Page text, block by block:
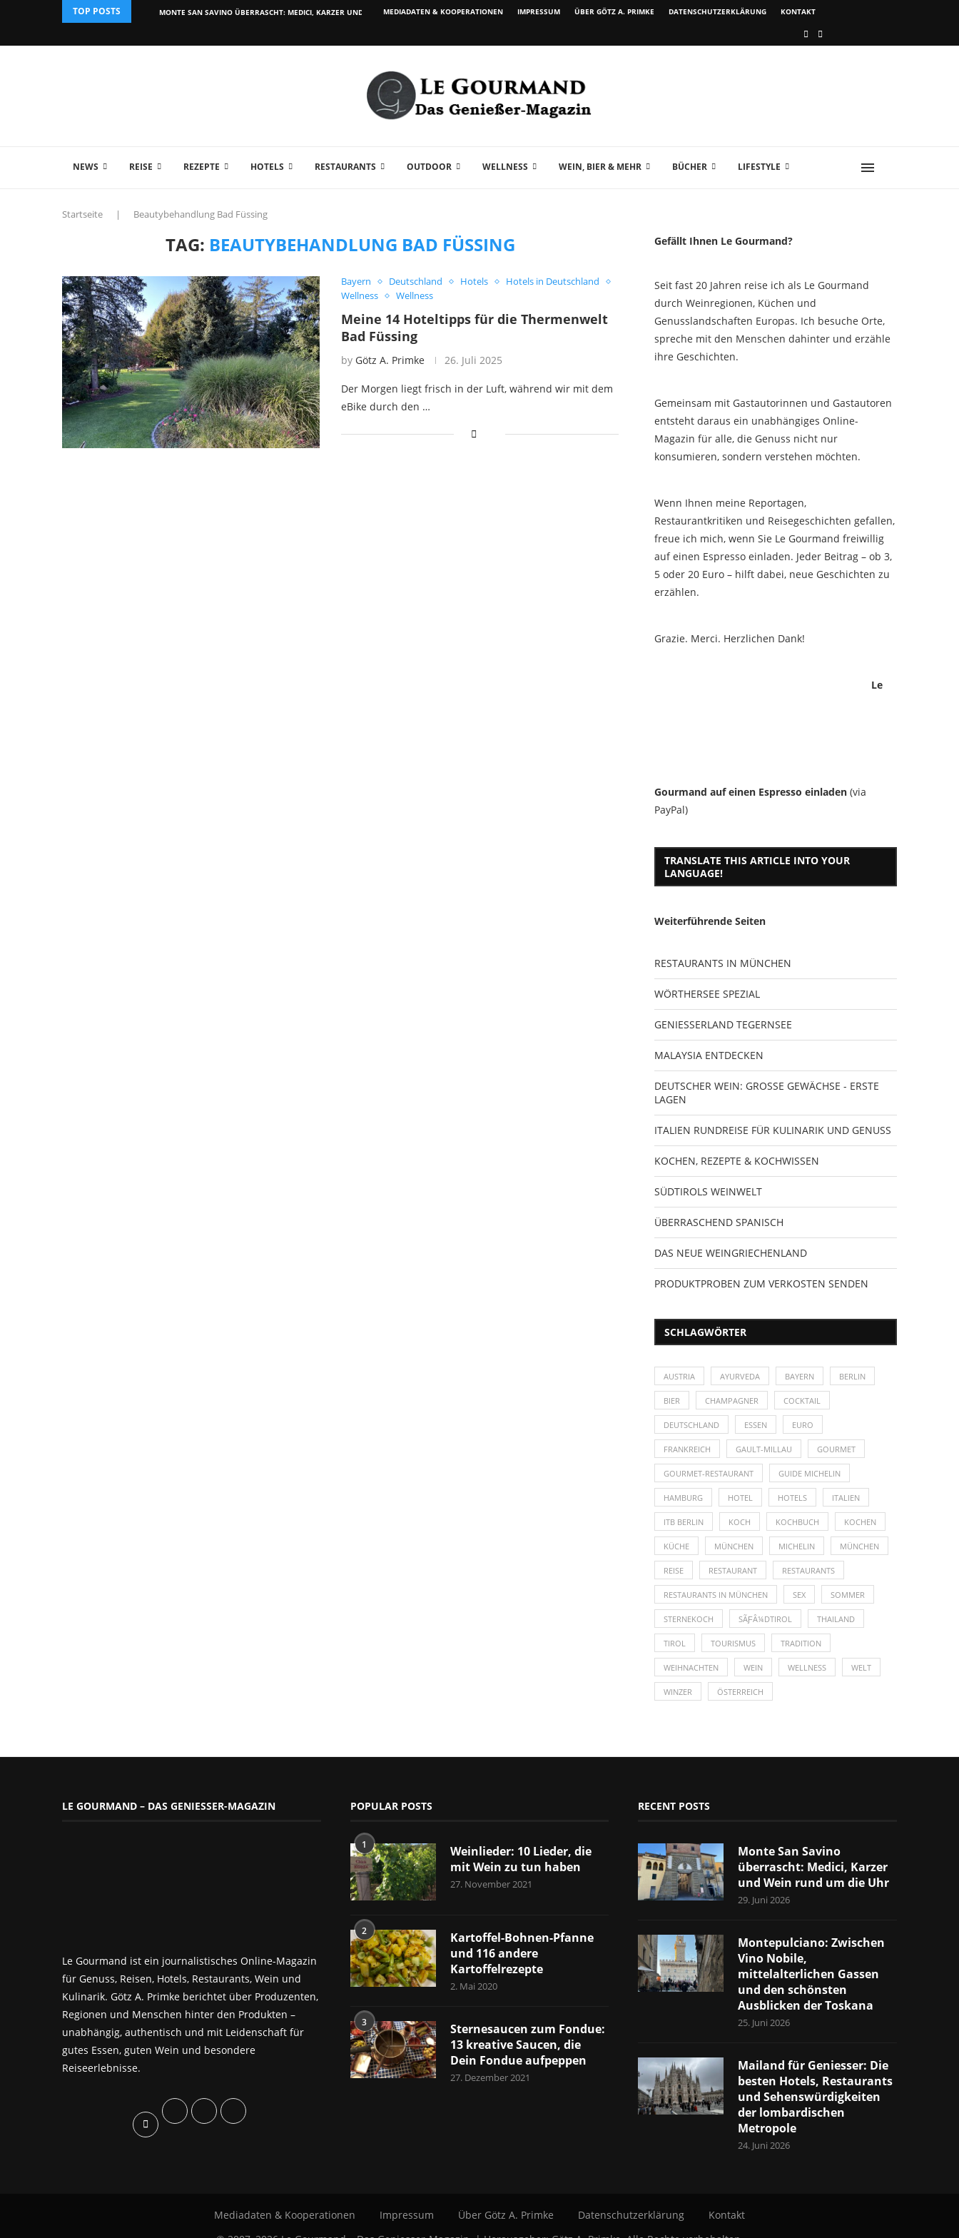
TOP POSTS MONTE SAN SAVINO ÜBERRASCHT: MEDICI, KARZER UND WEIN...MEDIADATEN & KOOPERATIONEN IMPRESSUM ÜBER GÖTZ A. PRIMKE DATENSCHUTZERKLÄRUNG KONTAKT
NEWS REISE REZEPTE HOTELS RESTAURANTS OUTDOOR WELLNESS WEIN, BIER & MEHR BÜCHER LIFESTYLE
Startseite | Beautybehandlung Bad Füssing
TAG: BEAUTYBEHANDLUNG BAD FÜSSING
Bayern Deutschland Hotels
Hotels in Deutschland
Wellness
Wellness
Meine 14 Hoteltipps für die Thermenwelt
Bad Füssing
by Götz A. Primke 26. Juli 2025
Der Morgen liegt frisch in der Luft, während wir mit dem
eBike durch den …
Gefällt Ihnen Le Gourmand?
Seit fast 20 Jahren reise ich als Le Gourmand
durch Weinregionen, Küchen und
Genusslandschaften Europas. Ich besuche Orte,
spreche mit den Menschen dahinter und erzähle
ihre Geschichten.
Gemeinsam mit Gastautorinnen und Gastautoren
entsteht daraus ein unabhängiges Online-
Magazin für alle, die Genuss nicht nur
konsumieren, sondern verstehen möchten.
Wenn Ihnen meine Reportagen,
Restaurantkritiken und Reisegeschichten gefallen,
freue ich mich, wenn Sie Le Gourmand freiwillig
auf einen Espresso einladen. Jeder Beitrag – ob 3,
5 oder 20 Euro – hilft dabei, neue Geschichten zu
erzählen.
Grazie. Merci. Herzlichen Dank!
Le
Gourmand auf einen Espresso einladen (via
PayPal)
TRANSLATE THIS ARTICLE INTO YOUR
LANGUAGE!
Weiterführende Seiten
RESTAURANTS IN MÜNCHEN
WÖRTHERSEE SPEZIAL
GENIESSERLAND TEGERNSEE
MALAYSIA ENTDECKEN
DEUTSCHER WEIN: GROSSE GEWÄCHSE - ERSTE
LAGEN
ITALIEN RUNDREISE FÜR KULINARIK UND GENUSS
KOCHEN, REZEPTE & KOCHWISSEN
SÜDTIROLS WEINWELT
ÜBERRASCHEND SPANISCH
DAS NEUE WEINGRIECHENLAND
PRODUKTPROBEN ZUM VERKOSTEN SENDEN
SCHLAGWÖRTER
AUSTRIA AYURVEDA BAYERN BERLIN
BIER CHAMPAGNER COCKTAIL
DEUTSCHLAND ESSEN EURO
FRANKREICH GAULT-MILLAU GOURMET
GOURMET-RESTAURANT GUIDE MICHELIN
HAMBURG HOTEL HOTELS ITALIEN
ITB BERLIN KOCH KOCHBUCH KOCHEN
KÜCHE MÜNCHEN MICHELIN MÜNCHEN
REISE RESTAURANT RESTAURANTS
RESTAURANTS IN MÜNCHEN SEX SOMMER
STERNEKOCH SÃƑÂ¼DTIROL THAILAND
TIROL TOURISMUS TRADITION
WEIHNACHTEN WEIN WELLNESS WELT
WINZER ÖSTERREICH
LE GOURMAND – DAS GENIESSER-MAGAZIN
Le Gourmand ist ein journalistisches Online-Magazin
für Genuss, Reisen, Hotels, Restaurants, Wein und
Kulinarik. Götz A. Primke berichtet über Produzenten,
Regionen und Menschen hinter den Produkten –
unabhängig, authentisch und mit Leidenschaft für
gutes Essen, guten Wein und besondere
Reiseerlebnisse.
POPULAR POSTS
1
Weinlieder: 10 Lieder, die
mit Wein zu tun haben
27. November 2021
2
Kartoffel-Bohnen-Pfanne
und 116 andere
Kartoffelrezepte
2. Mai 2020
3
Sternesaucen zum Fondue:
13 kreative Saucen, die
Dein Fondue aufpeppen
27. Dezember 2021
RECENT POSTS
Monte San Savino
überrascht: Medici, Karzer
und Wein rund um die Uhr
29. Juni 2026
Montepulciano: Zwischen
Vino Nobile,
mittelalterlichen Gassen
und den schönsten
Ausblicken der Toskana
25. Juni 2026
Mailand für Geniesser: Die
besten Hotels, Restaurants
und Sehenswürdigkeiten
der lombardischen
Metropole
24. Juni 2026
Mediadaten & Kooperationen Impressum Über Götz A. Primke Datenschutzerklärung
Kontakt